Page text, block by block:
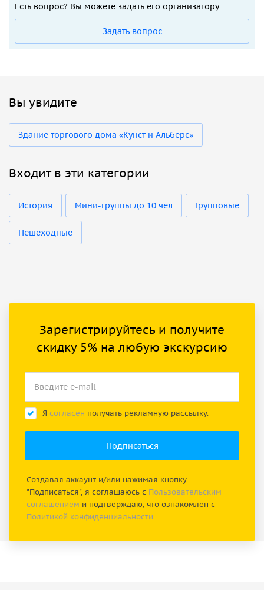
Есть вопрос? Вы можете задать его организатору
Задать вопрос
Вы увидите
Здание торгового дома «Кунст и Альберс»
Входит в эти категории
История Мини-группы до 10 чел Групповые
Пешеходные
Зарегистрируйтесь и получите
скидку 5% на любую экскурсию
Я согласен получать рекламную рассылку.
Создавая аккаунт и/или нажимая кнопку
"Подписаться", я соглашаюсь с Пользовательским
соглашением и подтверждаю, что ознакомлен с
Политикой конфиденциальности